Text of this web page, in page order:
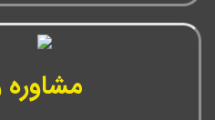
مشاوره